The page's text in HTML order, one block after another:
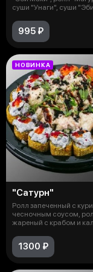
суши "Унаги", суши
995 ₽
НОВИНКА
"Сатурн"
Ролл запеченный с
чесночным соусом,
жареный с крабом и
1300 ₽